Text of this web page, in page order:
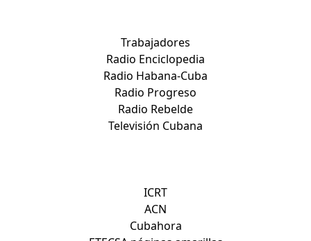
Trabajadores
Radio Enciclopedia
Radio Habana-Cuba
Radio Progreso
Radio Rebelde
Televisión Cubana
ICRT
ACN
Cubahora